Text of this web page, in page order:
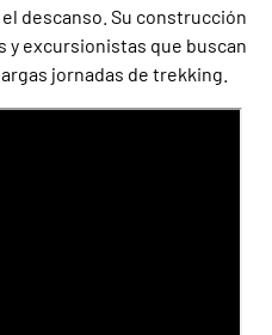
descanso. Su construcción
y excursionistas que buscan
jornadas de trekking.